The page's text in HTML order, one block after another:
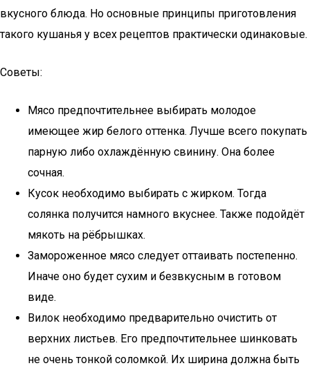
вкусного блюда. Но основные принципы приготовления
такого кушанья у всех рецептов практически одинаковые.
Советы:
Мясо предпочтительнее выбирать молодое
имеющее жир белого оттенка. Лучше всего покупать
парную либо охлаждённую свинину. Она более
сочная.
Кусок необходимо выбирать с жирком. Тогда
солянка получится намного вкуснее. Также подойдёт
мякоть на рёбрышках.
Замороженное мясо следует оттаивать постепенно.
Иначе оно будет сухим и безвкусным в готовом
виде.
Вилок необходимо предварительно очистить от
верхних листьев. Его предпочтительнее шинковать
не очень тонкой соломкой. Их ширина должна быть